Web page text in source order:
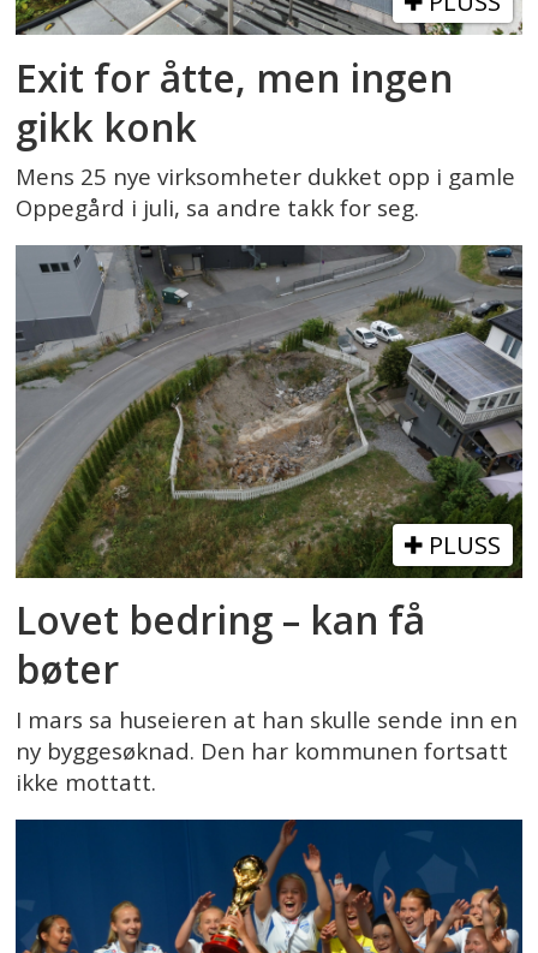
Exit for åtte, men ingen
gikk konk
Mens 25 nye virksomheter dukket opp i gamle
Oppegård i juli, sa andre takk for seg.
PLUSS
Lovet bedring – kan få
bøter
I mars sa huseieren at han skulle sende inn en
ny byggesøknad. Den har kommunen fortsatt
ikke mottatt.